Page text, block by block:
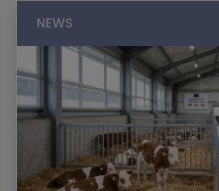
NEWS